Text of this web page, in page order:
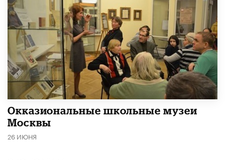
​Окказиональные школьные музеи
Москвы
26 ИЮНЯ